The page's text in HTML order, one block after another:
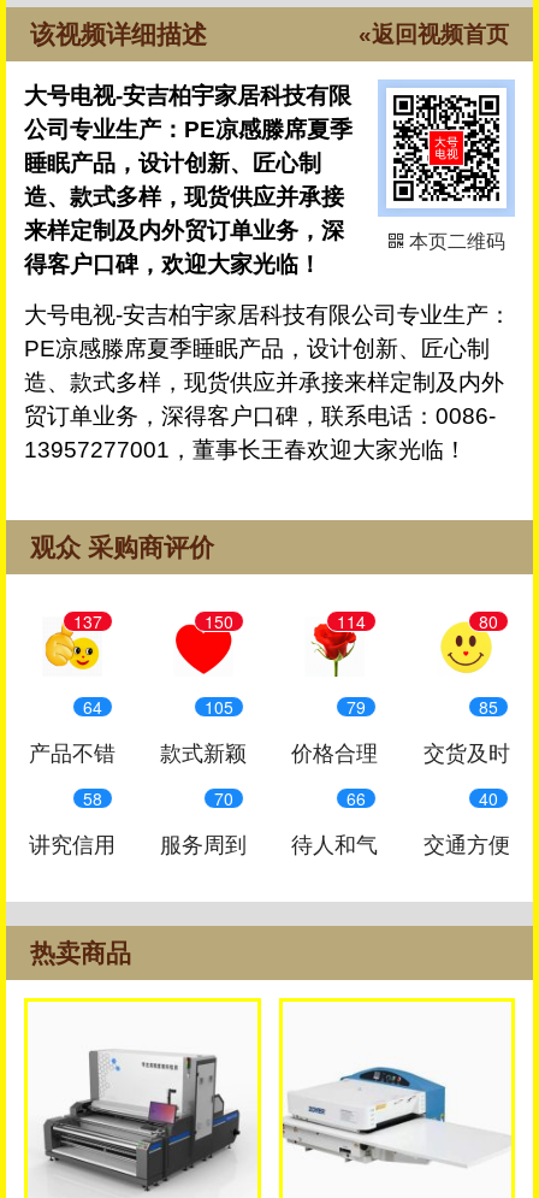
«返回视频首页
该视频详细描述
本页二维码
大号电视-安吉柏宇家居科技有限
公司专业生产：PE凉感滕席夏季
睡眠产品，设计创新、匠心制
造、款式多样，现货供应并承接
来样定制及内外贸订单业务，深
得客户口碑，欢迎大家光临！
大号电视-安吉柏宇家居科技有限公司专业生产：
PE凉感滕席夏季睡眠产品，设计创新、匠心制
造、款式多样，现货供应并承接来样定制及内外
贸订单业务，深得客户口碑，联系电话：0086-
13957277001，董事长王春欢迎大家光临！
观众 采购商评价
137 150 114 80
产品不错
64
款式新颖
105
价格合理
79
交货及时
85
讲究信用
58
服务周到
70
待人和气
66
交通方便
40
热卖商品